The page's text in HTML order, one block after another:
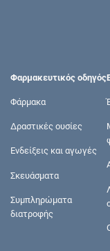
Φαρμακευτικός οδηγός
Φάρμακα
Δραστικές ουσίες
Ενδείξεις και αγωγές
Σκευάσματα
Συμπληρώματα
διατροφής